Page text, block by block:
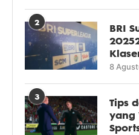
2
BRI
8
3
Tips
yang